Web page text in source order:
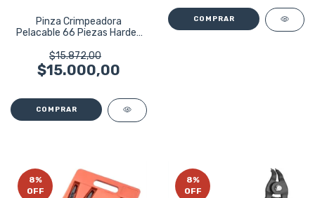
Pinza Crimpeadora
Pelacable 66 Piezas Harden
$15.872,00
$15.000,00
8%
OFF
8%
OFF